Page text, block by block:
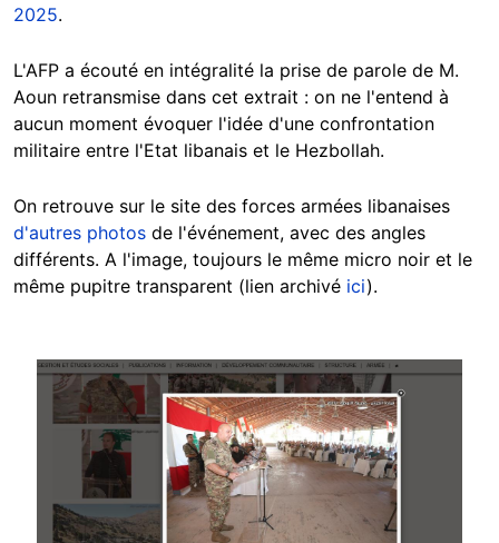
2025.
L'AFP a écouté en intégralité la prise de parole de M.
Aoun retransmise dans cet extrait : on ne l'entend à
aucun moment évoquer l'idée d'une confrontation
militaire entre l'Etat libanais et le Hezbollah.
On retrouve sur le site des forces armées libanaises
d'autres photos de l'événement, avec des angles
différents. A l'image, toujours le même micro noir et le
même pupitre transparent (lien archivé ici).
Image